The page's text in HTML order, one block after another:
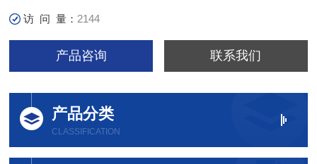
访 问 量： 2144
产品咨询 联系我们
产品分类
CLASSIFICATION